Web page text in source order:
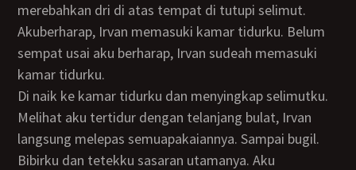
merebahkan dri di atas tempat di tutupi selimut.
Akuberharap, Irvan memasuki kamar tidurku. Belum
sempat usai aku berharap, Irvan sudeah memasuki
kamar tidurku.
Di naik ke kamar tidurku dan menyingkap selimutku.
Melihat aku tertidur dengan telanjang bulat, Irvan
langsung melepas semuapakaiannya. Sampai bugil.
Bibirku dan tetekku sasaran utamanya. Aku